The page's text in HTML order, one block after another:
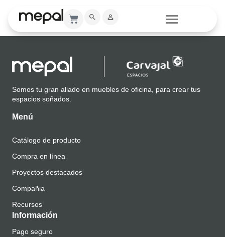
Catálogo
Somos tu gran aliado en muebles de oficina, para crear tus
espacios soñados.
Menú
Catálogo de producto
Compra en línea
Proyectos destacados
Compañia
Recursos
Información
Pago seguro